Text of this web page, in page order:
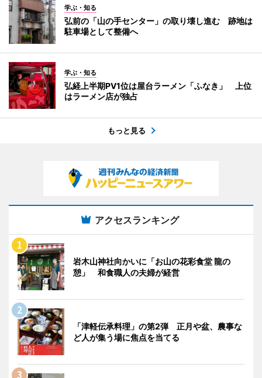
学ぶ・知る
弘前の「山の手センター」の取り壊し進む 跡地は
駐車場として整備へ
学ぶ・知る
弘経上半期PV1位は屋台ラーメン「ふなき」 上位
はラーメン店が独占
もっと見る
アクセスランキング
岩木山神社向かいに「お山の花彩食堂 龍の
憩」 和食職人の夫婦が経営
「津軽伝承料理」の第2弾 正月や盆、農事な
ど人が集う場に焦点を当てる